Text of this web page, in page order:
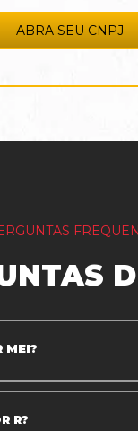
ABRA SEU CNPJ
MEI?
R?